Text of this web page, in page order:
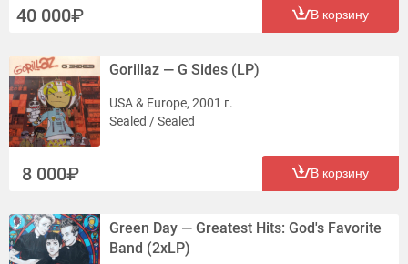
40 000 В корзину
Gorillaz — G Sides (LP)
USA & Europe, 2001 г.
Sealed / Sealed
8 000 В корзину
Green Day — Greatest Hits: God's Favorite
Band (2xLP)